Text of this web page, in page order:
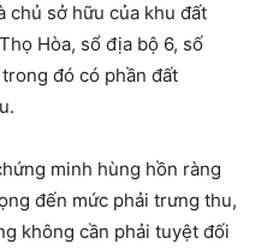
chủ sở hữu của khu đất
Hòa, sổ địa bộ 6, số
đó có phần đất
minh hùng hồn ràng
đến mức phải trưng thu,
không cần phải tuyệt đối